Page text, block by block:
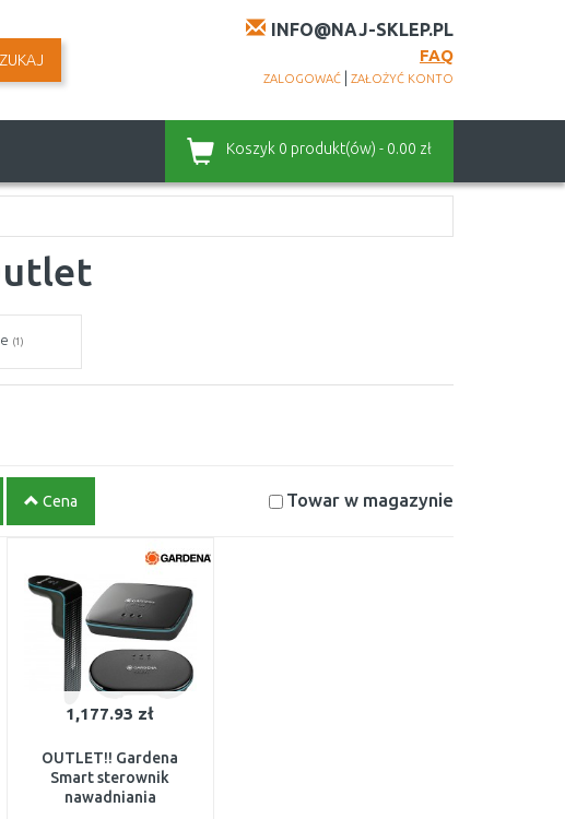
INFO@NAJ-SKLEP.PL
FAQ
ZALOGOWAĆ ZAŁOŻYĆ KONTO
Koszyk 0 produkt(ów) - 0.00 zł
(1)
Cena Towar w magazynie
1,177.93 zł
OUTLET!! Gardena
Smart sterownik
nawadniania